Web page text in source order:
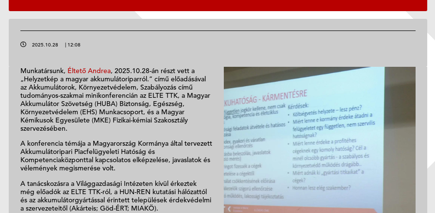
2025.10.28 | 12:08
Munkatársunk, Éltető Andrea, 2025.10.28-án részt vett a
„Helyzetkép a magyar akkumulátoriparról.” című előadásával
az Akkumulátorok, Környezetvédelem, Szabályozás című
tudományos-szakmai minikonferencián az ELTE TTK, a Magyar
Akkumulátor Szövetség (HUBA) Biztonság, Egészség,
Környezetvédelem (EHS) Munkacsoport, és a Magyar
Kémikusok Egyesülete (MKE) Fizikai-kémiai Szakosztály
szervezésében.
A konferencia témája a Magyarország Kormánya által tervezett
Akkumulátoripari Piacfelügyeleti Hatóság és
Kompetenciaközponttal kapcsolatos elképzelése, javaslatok és
vélemények megismerése volt.
A tanácskozásra a Világgazdasági Intézeten kívül érkeztek
még előadók az ELTE TTK-ról, a HUN-REN kutatási hálózattól
és az akkumulátorgyártással érintett települések érdekvédelmi
a szervezeteitől (Akárteis; Göd-ÉRT; MIAKÖ).